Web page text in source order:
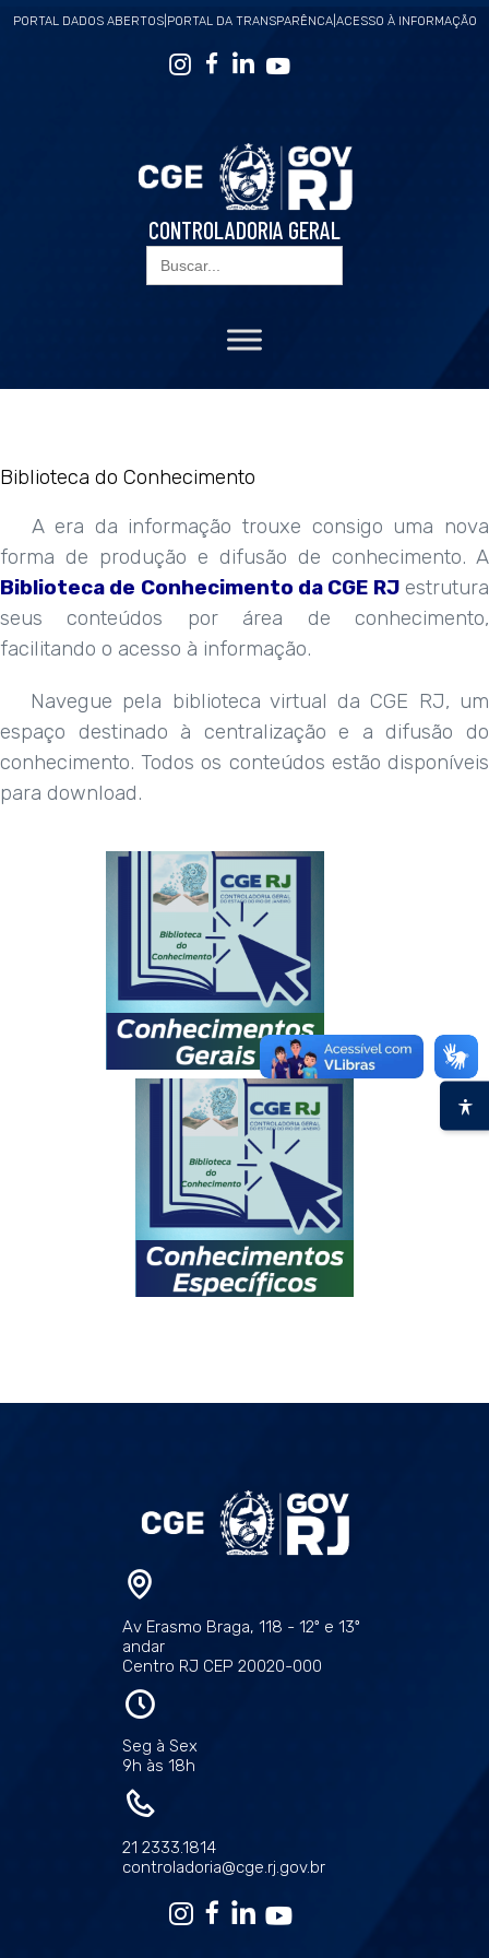
PORTAL DADOS ABERTOS| PORTAL DA TRANSPARÊNCA| ACESSO À INFORMAÇÃO
CONTROLADORIA GERAL
Search
for:
Biblioteca do Conhecimento
A era da informação trouxe consigo uma nova
forma de produção e difusão de conhecimento. A
Biblioteca de Conhecimento da CGE RJestrutura
seus conteúdos por área de conhecimento,
facilitando o acesso à informação.
Navegue pela biblioteca virtual da CGE RJ, um
espaço destinado à centralização e a difusão do
conhecimento. Todos os conteúdos estão disponíveis
para download.
Av Erasmo Braga, 118 - 12º e 13º
andar
Centro RJ CEP 20020-000
Seg à Sex
9h às 18h
21 2333.1814
controladoria@cge.rj.gov.br